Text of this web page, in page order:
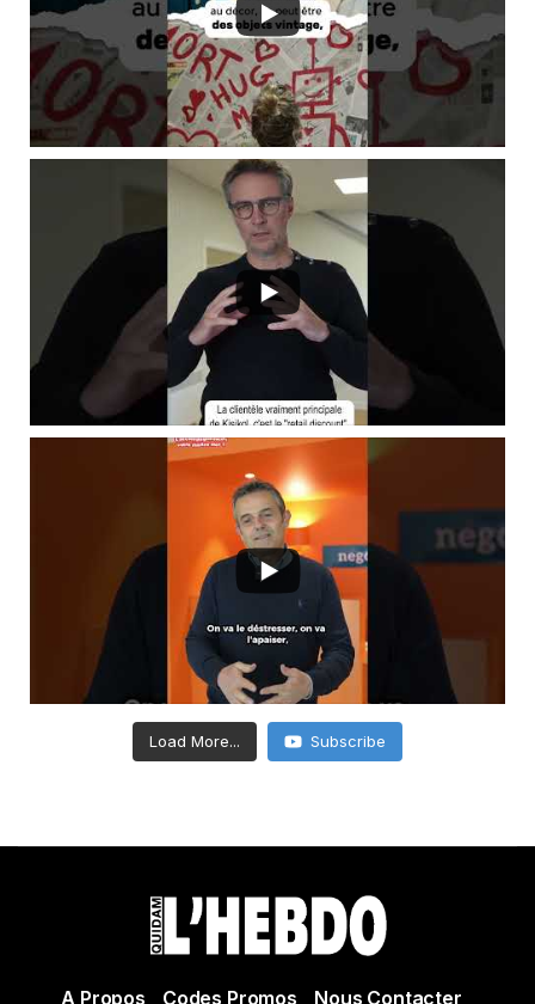
Load More... Subscribe
A Propos Codes Promos Nous Contacter